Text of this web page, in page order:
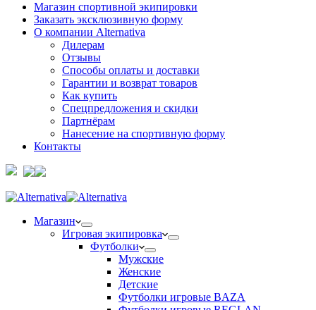
Магазин спортивной экипировки
Заказать эксклюзивную форму
О компании Alternativa
Дилерам
Отзывы
Способы оплаты и доставки
Гарантии и возврат товаров
Как купить
Спецпредложения и скидки
Партнёрам
Нанесение на спортивную форму
Контакты
Магазин
Игровая экипировка
Футболки
Мужские
Женские
Детские
Футболки игровые BAZA